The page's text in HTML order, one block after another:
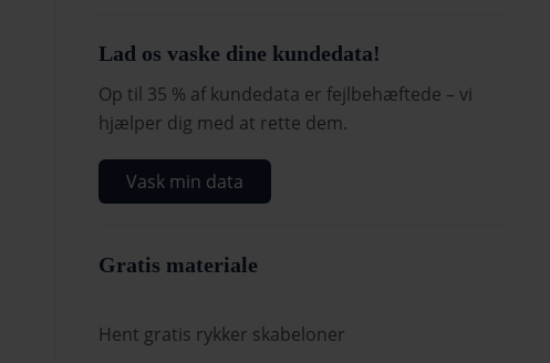
Lad os vaske dine kundedata!
Op til 35 % af kundedata er fejlbehæftede – vi
hjælper dig med at rette dem.
Vask min data
Gratis materiale
Hent gratis rykker skabeloner